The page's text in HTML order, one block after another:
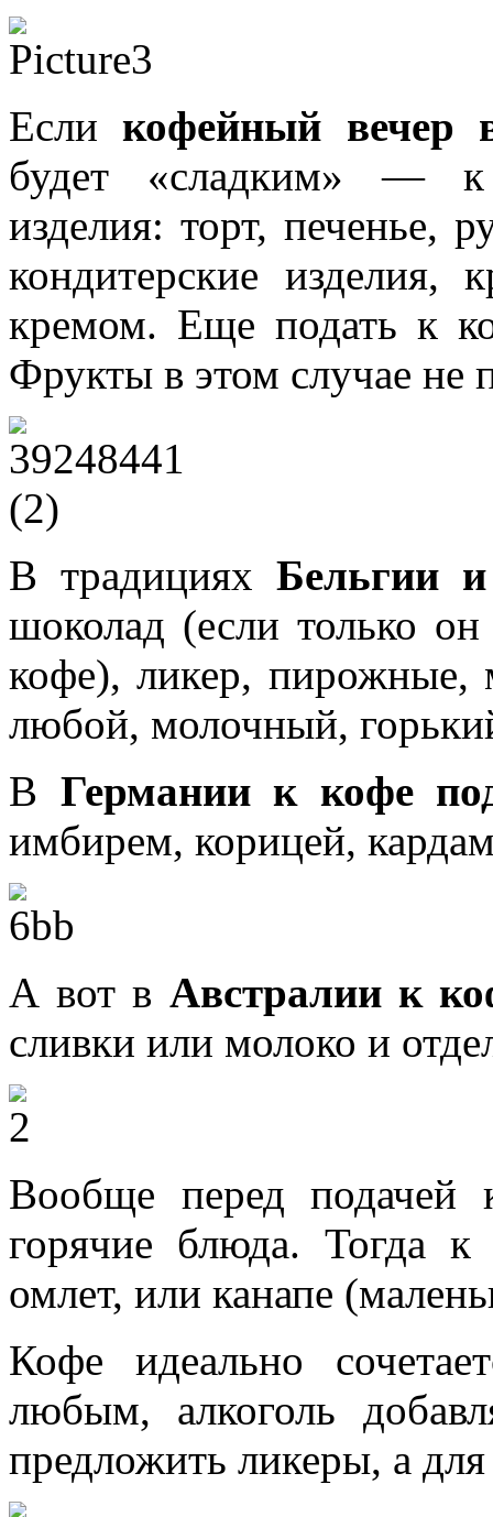
Есликофейный вечер
будет «сладким» — к
изделия: торт, печенье,
кондитерские
кремом. Еще подать к
Фрукты в этом случае не
В традициях Бельгии
шоколад (если только
кофе), ликер,
любой, молочный,
В Германии к кофе
имбирем, корицей,
А вот в Австралии к
сливки или молоко и
Вообще перед подачей
горячие блюда. Тогда к
омлет, или канапе
Кофе идеально
любым, алкоголь
предложить ликеры, а